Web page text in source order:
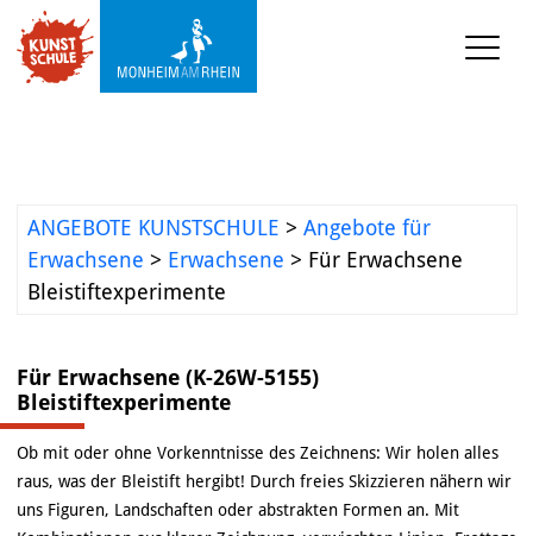
KUNSTWERKSTATT TURMSTRASSE
ÜBER UNS
ANGEBOTE KUNSTSCHULE > Angebote für
Erwachsene > Erwachsene > Für Erwachsene
Bleistiftexperimente
Für Erwachsene (K-26W-5155)
Bleistiftexperimente
Ob mit oder ohne Vorkenntnisse des Zeichnens: Wir holen alles
raus, was der Bleistift hergibt! Durch freies Skizzieren nähern wir
uns Figuren, Landschaften oder abstrakten Formen an. Mit